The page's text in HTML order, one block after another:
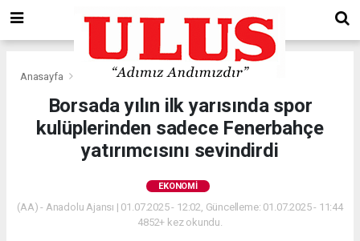
Anasayfa Ekonomi
Borsada yılın ilk yarısında spor
kulüplerinden sadece Fenerbahçe
yatırımcısını sevindirdi
EKONOMI
(AA) - Anadolu Ajansı | 01.07.2025 - 12:02, Güncelleme: 01.07.2025 - 11:44
4852+ kez okundu.